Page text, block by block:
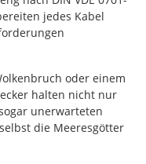
jedes Kabel
oder einem
halten nicht nur
unerwarteten
die Meeresgötter